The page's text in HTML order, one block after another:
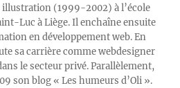
(1999-2002) à l’école
Luc à Liège. Il enchaîne ensuite
en développement web. En
sa carrière comme webdesigner
le secteur privé. Parallèlement,
son blog « Les humeurs d’Oli ».